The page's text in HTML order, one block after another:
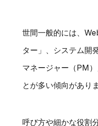
世間一般的には、
ター」、システム開
マネージャー（PM
とが多い傾向があり
呼び方や細かな役割